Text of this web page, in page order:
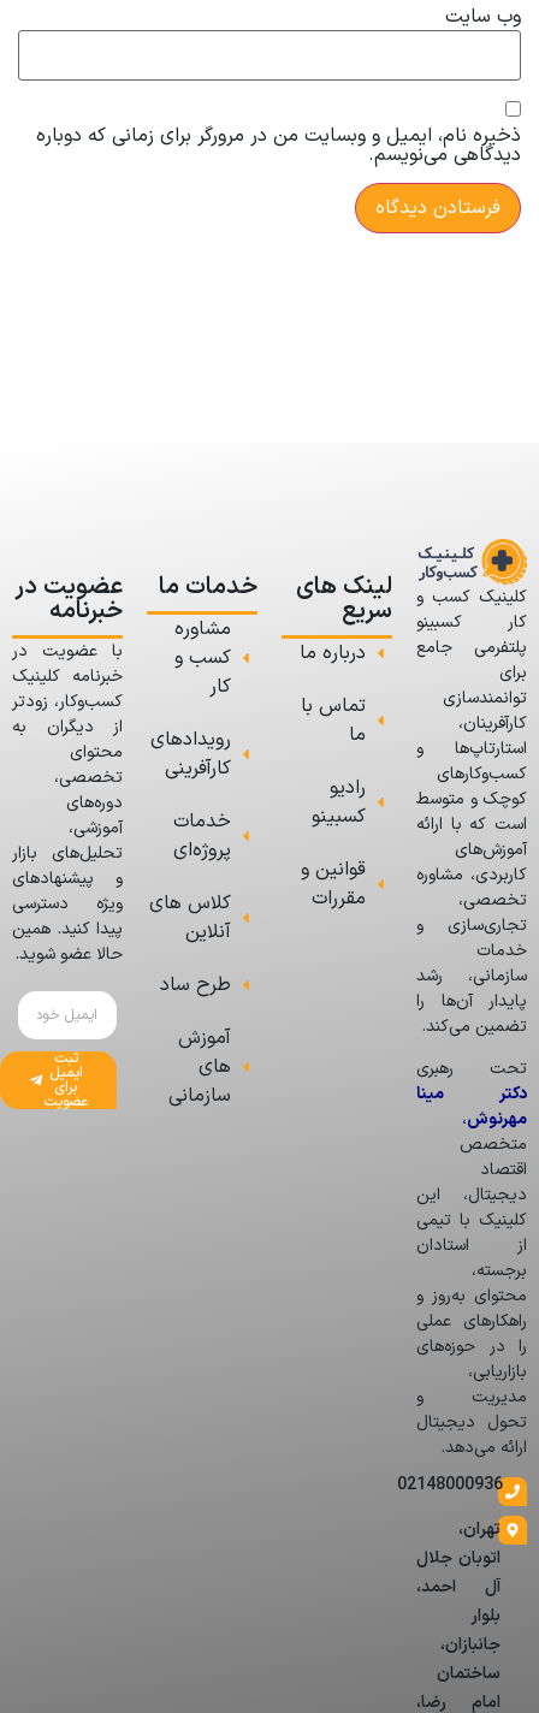
وب‌ سایت
ذخیره نام، ایمیل و وبسایت من در مرورگر برای زمانی که دوباره
دیدگاهی می‌نویسم.
کلینیک کسب و
کار کسبینو
پلتفرمی جامع
برای
توانمندسازی
کارآفرینان،
استارتاپ‌ها و
کسب‌وکارهای
کوچک و متوسط
است که با ارائه
آموزش‌های
کاربردی، مشاوره
تخصصی،
تجاری‌سازی و
خدمات
سازمانی، رشد
پایدار آن‌ها را
تضمین می‌کند.
تحت رهبری
دکتر مینا
مهرنوش،
متخصص
اقتصاد
دیجیتال، این
کلینیک با تیمی
از استادان
برجسته،
محتوای به‌روز و
راهکارهای عملی
را در حوزه‌های
بازاریابی،
مدیریت و
تحول دیجیتال
ارائه می‌دهد.
02148000936
تهران،
اتوبان جلال
آل احمد،
بلوار
جانبازان،
ساختمان
امام رضا،
لینک های
سریع
درباره ما
تماس با
ما
رادیو
کسبینو
قوانین و
مقررات
خدمات ما
مشاوره
کسب و
کار
رویدادهای
کارآفرینی
خدمات
پروژه‌ای
کلاس های
آنلاین
طرح ساد
آموزش
های
سازمانی
عضویت در
خبرنامه
با عضویت در
خبرنامه کلینیک
کسب‌وکار، زودتر
از دیگران به
محتوای
تخصصی،
دوره‌های
آموزشی،
تحلیل‌های بازار
و پیشنهادهای
ویژه دسترسی
پیدا کنید. همین
حالا عضو شوید.
ثبت
ایمیل
برای
عضویت